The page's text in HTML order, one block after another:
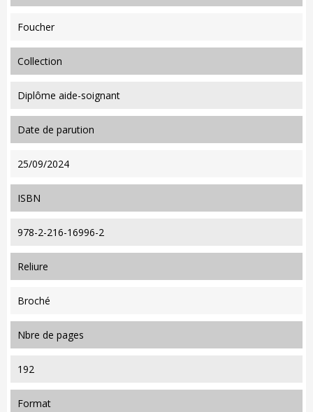
Foucher
collection
Diplôme aide-soignant
date de parution
25/09/2024
ISBN
978-2-216-16996-2
reliure
Broché
nbre de pages
192
format